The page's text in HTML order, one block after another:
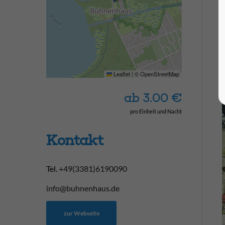
Leaflet | ©OpenStreetMap
ab 3.00 €
pro Einheit und Nacht
Kontakt
Tel. +49(3381)6190090
info@buhnenhaus.de
zur Webseite